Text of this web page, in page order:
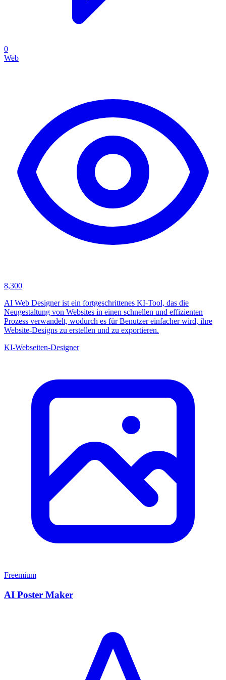
0
Web
8,300
AI Web Designer ist ein fortgeschrittenes KI-Tool, das die
Neugestaltung von Websites in einen schnellen und effizienten
Prozess verwandelt, wodurch es für Benutzer einfacher wird, ihre
Website-Designs zu erstellen und zu exportieren.
KI-Webseiten-Designer
Freemium
AI Poster Maker